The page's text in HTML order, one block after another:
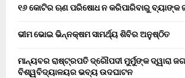
୧୬ କୋଟିର ଋଣ ପରିଷୋଧ ନ କରିପାରିବାରୁ ବ୍ୟାଙ୍କ
ଭୀମ ଭୋଇ ଭିନ୍ନକ୍ଷମ ସାମର୍ଥ୍ୟ ଶିବିର ଅନୁଷ୍ଠିତ
ମାନ୍ୟବର ରାଷ୍ଟ୍ରପତି ଦ୍ରୌପଦୀ ମୁର୍ମୁଙ୍କ ଦ୍ୱାରା
ବିଶ୍ୱବିଦ୍ୟାଳୟର ଭବ୍ୟ ଉଦଘାଟନ